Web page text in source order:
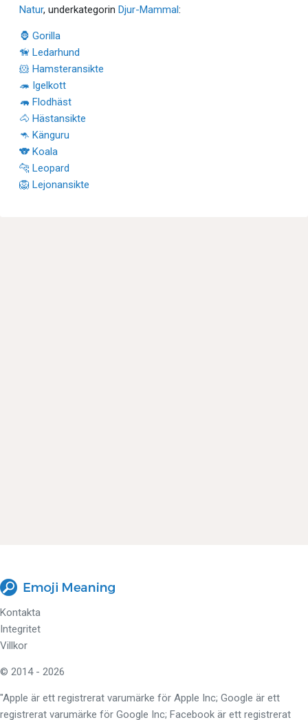
Natur, underkategorin Djur-Mammal:
🦍 Gorilla
🦮 Ledarhund
🐹 Hamsteransikte
🦔 Igelkott
🦛 Flodhäst
🐴 Hästansikte
🦘 Känguru
🐨 Koala
🐆 Leopard
🦁 Lejonansikte
Kontakta
Integritet
Villkor
© 2014 - 2026
"Apple är ett registrerat varumärke för Apple Inc; Google är ett
registrerat varumärke för Google Inc; Facebook är ett registrerat